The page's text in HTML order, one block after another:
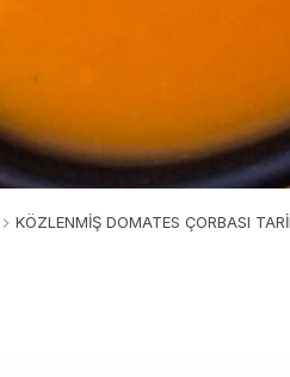
KÖZLENMİŞ DOMATES ÇORBASI